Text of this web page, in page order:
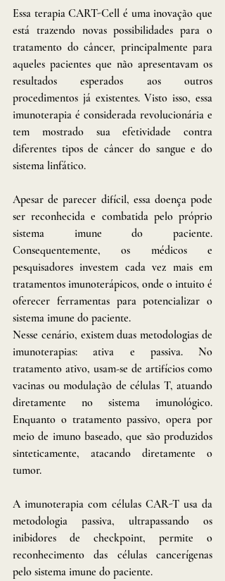
Essa terapia CART-Cell é uma inovação que
está trazendo novas possibilidades para o
tratamento do câncer, principalmente para
aqueles pacientes que não apresentavam os
resultados esperados aos outros
procedimentos já existentes. Visto isso, essa
imunoterapia é considerada revolucionária e
tem mostrado sua efetividade contra
diferentes tipos de câncer do sangue e do
sistema linfático.
Apesar de parecer difícil, essa doença pode
ser reconhecida e combatida pelo próprio
sistema imune do paciente.
Consequentemente, os médicos e
pesquisadores investem cada vez mais em
tratamentos imunoterápicos, onde o intuito é
oferecer ferramentas para potencializar o
sistema imune do paciente.
Nesse cenário, existem duas metodologias de
imunoterapias: ativa e passiva. No
tratamento ativo, usam-se de artifícios como
vacinas ou modulação de células T, atuando
diretamente no sistema imunológico.
Enquanto o tratamento passivo, opera por
meio de imuno baseado, que são produzidos
sinteticamente, atacando diretamente o
tumor.
A imunoterapia com células CAR-T usa da
metodologia passiva, ultrapassando os
inibidores de checkpoint, permite o
reconhecimento das células cancerígenas
pelo sistema imune do paciente.